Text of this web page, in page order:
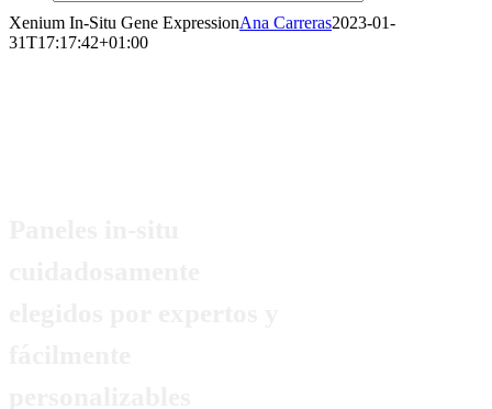
Xenium In-Situ Gene ExpressionAna Carreras2023-01-
31T17:17:42+01:00